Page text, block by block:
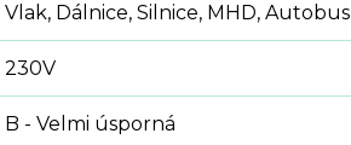
Vlak, Dálnice, Silnice, MHD, Autobus
230V
B - Velmi úsporná